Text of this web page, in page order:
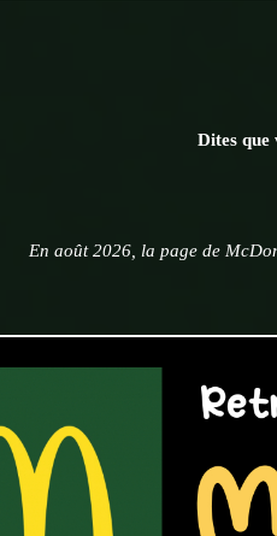
Dites que
En août 2026, la page de